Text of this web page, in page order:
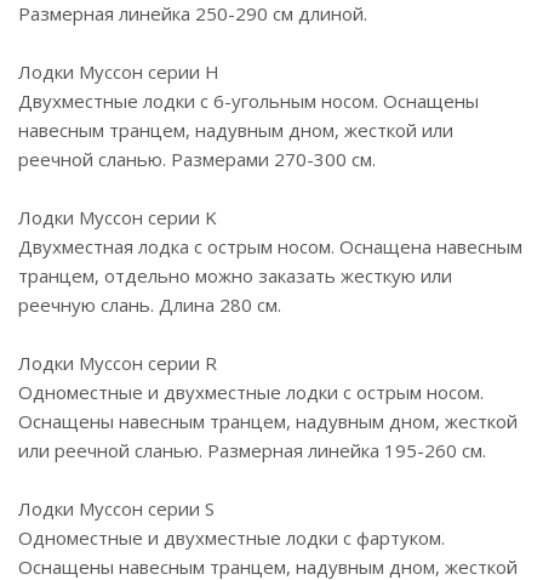
Размерная линейка 250-290 см длиной.
Лодки Муссон серии H
Двухместные лодки с 6-угольным носом. Оснащены
навесным транцем, надувным дном, жесткой или
реечной сланью. Размерами 270-300 см.
Лодки Муссон серии K
Двухместная лодка с острым носом. Оснащена навесным
транцем, отдельно можно заказать жесткую или
реечную слань. Длина 280 см.
Лодки Муссон серии R
Одноместные и двухместные лодки с острым носом.
Оснащены навесным транцем, надувным дном, жесткой
или реечной сланью. Размерная линейка 195-260 см.
Лодки Муссон серии S
Одноместные и двухместные лодки с фартуком.
Оснащены навесным транцем, надувным дном, жесткой